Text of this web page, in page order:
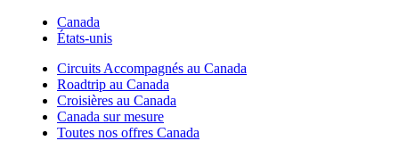
Canada
États-unis
Circuits Accompagnés au Canada
Roadtrip au Canada
Croisières au Canada
Canada sur mesure
Toutes nos offres Canada